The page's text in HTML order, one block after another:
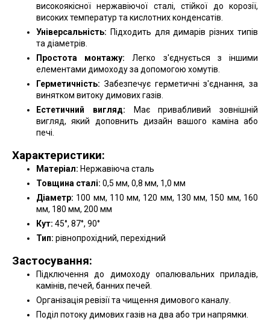
високоякісної нержавіючої сталі, стійкої до корозії,
високих температур та кислотних конденсатів.
Універсальність: Підходить для димарів різних типів
та діаметрів.
Простота монтажу: Легко з'єднується з іншими
елементами димоходу за допомогою хомутів.
Герметичність: Забезпечує герметичні з'єднання, за
винятком витоку димових газів.
Естетичний вигляд: Має привабливий зовнішній
вигляд, який доповнить дизайн вашого каміна або
печі.
Характеристики:
Матеріал: Нержавіюча сталь
Товщина сталі: 0,5 мм, 0,8 мм, 1,0 мм
Діаметр: 100 мм, 110 мм, 120 мм, 130 мм, 150 мм, 160
мм, 180 мм, 200 мм
Кут: 45°, 87°, 90°
Тип: рівнопрохідний, перехідний
Застосування:
Підключення до димоходу опалювальних приладів,
камінів, печей, банних печей.
Організація ревізії та чищення димового каналу.
Поділ потоку димових газів на два або три напрямки.